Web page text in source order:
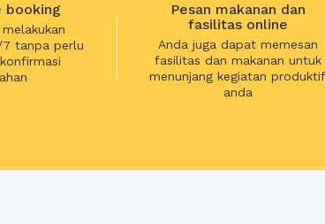
booking
7 tanpa perlu
Pesan makanan dan
fasilitas online
Anda juga dapat memesan
fasilitas dan makanan untuk
menunjang kegiatan produktif
anda